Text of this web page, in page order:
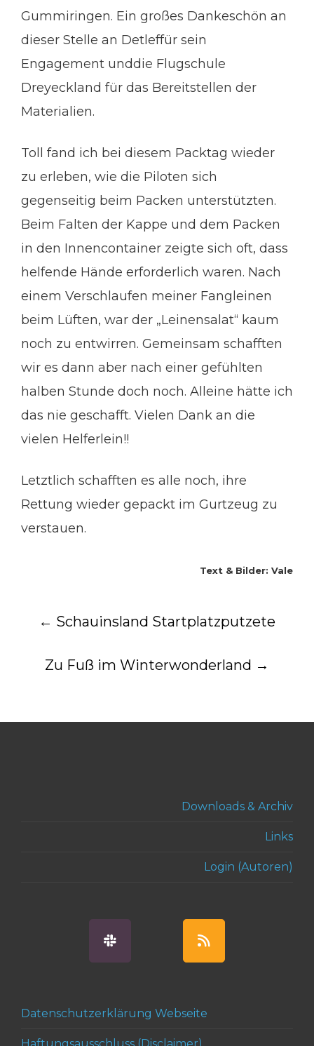
Gummiringen. Ein großes Dankeschön an
dieser Stelle an Detleffür sein
Engagement unddie Flugschule
Dreyeckland für das Bereitstellen der
Materialien.
Toll fand ich bei diesem Packtag wieder
zu erleben, wie die Piloten sich
gegenseitig beim Packen unterstützten.
Beim Falten der Kappe und dem Packen
in den Innencontainer zeigte sich oft, dass
helfende Hände erforderlich waren. Nach
einem Verschlaufen meiner Fangleinen
beim Lüften, war der „Leinensalat“ kaum
noch zu entwirren. Gemeinsam schafften
wir es dann aber nach einer gefühlten
halben Stunde doch noch. Alleine hätte ich
das nie geschafft. Vielen Dank an die
vielen Helferlein!!
Letztlich schafften es alle noch, ihre
Rettung wieder gepackt im Gurtzeug zu
verstauen.
Text & Bilder: Vale
Post
navigation
← Schauinsland Startplatzputzete
Zu Fuß im Winterwonderland →
Downloads & Archiv
Links
Login (Autoren)
Datenschutzerklärung Webseite
Haftungsausschluss (Disclaimer)